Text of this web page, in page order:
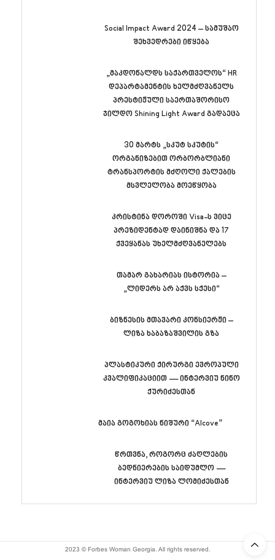
Social Impact Award 2024 – სამუშაო
შეხვედრები იწყება
„მაკდონალდს საქართველოს“ HR
დეპარტამენტის ხელმძღვანელს
პრესტიჟული საერთაშორისო
ჯილდო Shining Light Award გადაეცა
30 მარტს „სკუტ სკუტის“
ორგანიზებით ორბორბლიანი
ტრანსპორტის მძღოლი ქალების
მსვლელობა მოეწყობა
კრისტინა დოროში Visa-ს ვიცე
პრეზიდენტად დაინიშნა და 17
ქვეყანას უხელმძღვანელებს
თამარ გახარიას ისტორია –
„ლიდერს არ აქვს სქესი“
ბიზნესის მთავარი კონსიერჟი –
ლიზა ხაბაზაშვილის გზა
პლასტიკური ქირურგი ევროპული
კვალიფიკაციით — ინტერვიუ ნინო
ქურიძესთან
მაია გოგოხიას ნიშური “Alcove”
წრთვნა, როგორც ძაღლების
ბედნიერების საიდუმლო —
ინტერვიუ ლიზა ლომიძესთან
2023 © Forbes Woman Georgia. All rights reserved.